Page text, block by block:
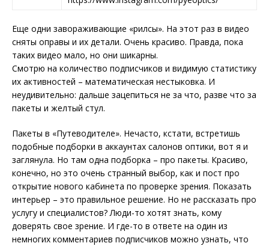
Еще одни завораживающие «рилсы». На этот раз в видео
сняты оправы и их детали. Очень красиво. Правда, пока
таких видео мало, но они шикарны.
Смотрю на количество подписчиков и видимую статистику
их активностей – математическая нестыковка. И
неудивительно: дальше зацепиться не за что, разве что за
пакеты и желтый стул.
Пакеты в «Путеводителе». Нечасто, кстати, встретишь
подобные подборки в аккаунтах салонов оптики, вот я и
заглянула. Но там одна подборка – про пакеты. Красиво,
конечно, но это очень странный выбор, как и пост про
открытие нового кабинета по проверке зрения. Показать
интерьер – это правильное решение. Но не рассказать про
услугу и специалистов? Люди-то хотят знать, кому
доверять свое зрение. И где-то в ответе на один из
немногих комментариев подписчиков можно узнать, что